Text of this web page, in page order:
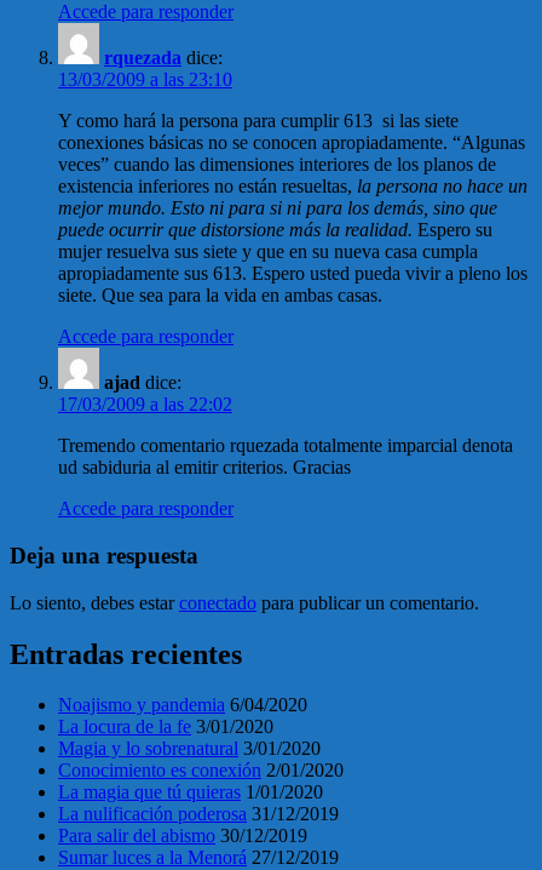
Accede para responder
rquezada dice:
13/03/2009 a las 23:10
Y como hará la persona para cumplir 613 si las siete
conexiones básicas no se conocen apropiadamente. “Algunas
veces” cuando las dimensiones interiores de los planos de
existencia inferiores no están resueltas, la persona no hace un
mejor mundo. Esto ni para si ni para los demás, sino que
puede ocurrir que distorsione más la realidad. Espero su
mujer resuelva sus siete y que en su nueva casa cumpla
apropiadamente sus 613. Espero usted pueda vivir a pleno los
siete. Que sea para la vida en ambas casas.
Accede para responder
ajad dice:
17/03/2009 a las 22:02
Tremendo comentario rquezada totalmente imparcial denota
ud sabiduria al emitir criterios. Gracias
Accede para responder
Deja una respuesta
Lo siento, debes estarconectado para publicar un comentario.
Entradas recientes
Noajismo y pandemia 6/04/2020
La locura de la fe 3/01/2020
Magia y lo sobrenatural 3/01/2020
Conocimiento es conexión 2/01/2020
La magia que tú quieras 1/01/2020
La nulificación poderosa 31/12/2019
Para salir del abismo 30/12/2019
Sumar luces a la Menorá 27/12/2019